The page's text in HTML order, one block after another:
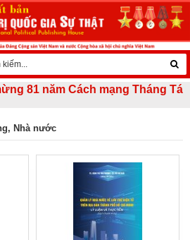
81 năm Cách mạng Tháng Tám
Nhà nước